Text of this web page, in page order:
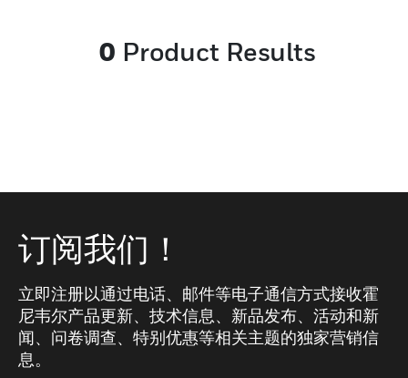
0 Product Results
订阅我们！
立即注册以通过电话、邮件等电子通信方式接收霍
尼韦尔产品更新、技术信息、新品发布、活动和新
闻、问卷调查、特别优惠等相关主题的独家营销信
息。